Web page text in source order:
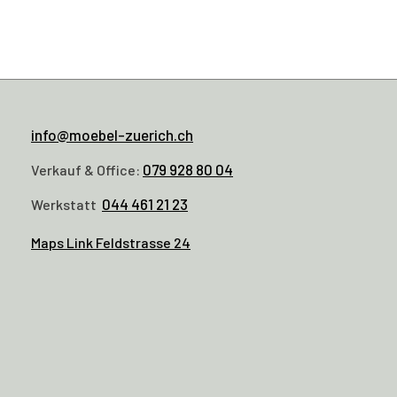
info@moebel-zuerich.ch
Verkauf & Office: 079 928 80 04
Werkstatt 044 461 21 23
Maps Link Feldstrasse 24